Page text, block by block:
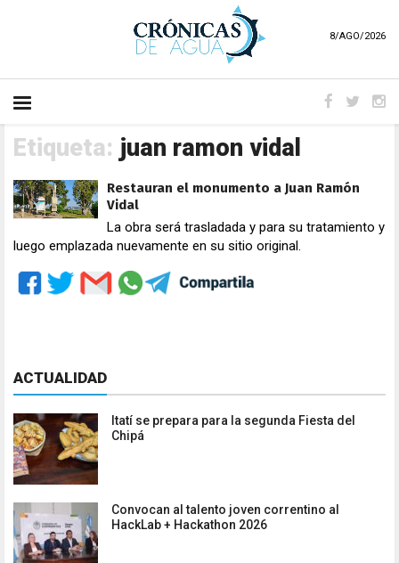
8/AGO/2026
Etiqueta: juan ramon vidal
Restauran el monumento a Juan Ramón
Vidal
La obra será trasladada y para su tratamiento y
luego emplazada nuevamente en su sitio original.
ACTUALIDAD
Itatí se prepara para la segunda Fiesta del
Chipá
Convocan al talento joven correntino al
HackLab + Hackathon 2026